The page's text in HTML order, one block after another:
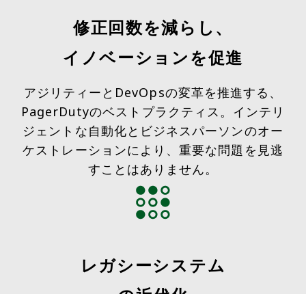
修正回数を減らし、
イノベーションを促進
アジリティーとDevOpsの変革を推進する、
PagerDutyのベストプラクティス。インテリ
ジェントな自動化とビジネスパーソンのオー
ケストレーションにより、重要な問題を見逃
すことはありません。
レガシーシステム